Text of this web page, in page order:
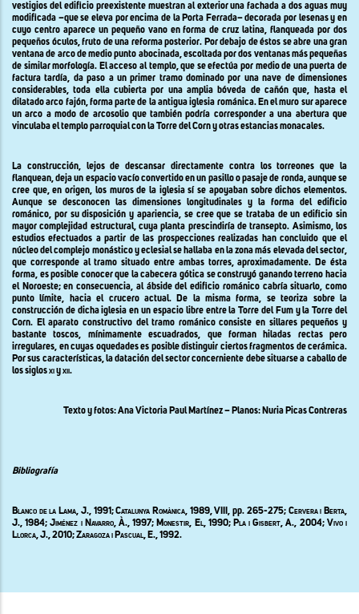
vestigios del edificio preexistente muestran al exterior una fachada a dos aguas muy
modificada –que se eleva por encima de la Porta Ferrada– decorada por lesenas y en
cuyo centro aparece un pequeño vano en forma de cruz latina, flanqueada por dos
pequeños óculos, fruto de una reforma posterior. Por debajo de éstos se abre una gran
ventana de arco de medio punto abocinada, escoltada por dos ventanas más pequeñas
de similar morfología. El acceso al templo, que se efectúa por medio de una puerta de
factura tardía, da paso a un primer tramo dominado por una nave de dimensiones
considerables, toda ella cubierta por una amplia bóveda de cañón que, hasta el
dilatado arco fajón, forma parte de la antigua iglesia románica. En el muro sur aparece
un arco a modo de arcosolio que también podría corresponder a una abertura que
vinculaba el templo parroquial conla Torredel Corn y otras estancias monacales.
La construcción, lejos de descansar directamente contra los torreones que la
flanquean, deja un espacio vacío convertido en un pasillo o pasaje de ronda, aunque se
cree que, en origen, los muros de la iglesia sí se apoyaban sobre dichos elementos.
Aunque se desconocen las dimensiones longitudinales y la forma del edificio
románico, por su disposición y apariencia, se cree que se trataba de un edificio sin
mayor complejidad estructural, cuya planta prescindiría de transepto. Asimismo, los
estudios efectuados a partir de las prospecciones realizadas han concluido que el
núcleo del complejo monástico y eclesial se hallaba en la zona más elevada del sector,
que corresponde al tramo situado entre ambas torres, aproximadamente. De ésta
forma, es posible conocer que la cabecera gótica se construyó ganando terreno hacia
el Noroeste; en consecuencia, al ábside del edificio románico cabría situarlo, como
punto límite, hacia el crucero actual. De la misma forma, se teoriza sobre la
construcción de dicha iglesia en un espacio libre entrela Torre del Fum yla Torre del
Corn. El aparato constructivo del tramo románico consiste en sillares pequeños y
bastante toscos, mínimamente escuadrados, que forman hiladas rectas pero
irregulares, en cuyas oquedades es posible distinguir ciertos fragmentos de cerámica.
Por sus características, la datación del sector concerniente debe situarse a caballo de
los siglosxiyxii.
Texto y fotos: Ana Victoria Paul Martínez – Planos: Nuria Picas Contreras
Bibliografía
Blanco dela Lama, J., 1991;Catalunya Romànica, 1989, VIII, pp. 265-275; Cervera i Berta,
J., 1984;Jiménez i Navarro, À., 1997; Monestir, El,1990; Pla i Gisbert, A., 2004; Vivo i
Llorca, J., 2010;Zaragoza i Pascual, E., 1992.